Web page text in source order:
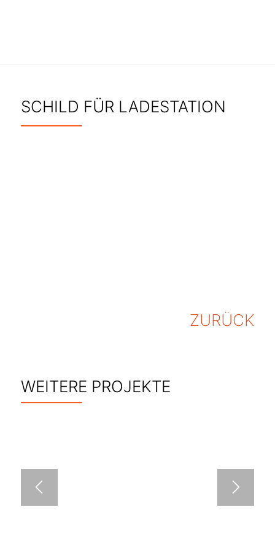
SCHILD FÜR LADESTATION
ZURÜCK
WEITERE PROJEKTE